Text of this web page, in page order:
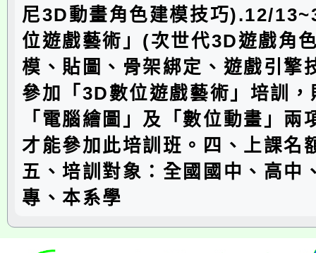
尼3D動畫角色建模技巧).12/
位遊戲藝術」(次世代3D遊戲角
模、貼圖、骨架綁定、遊戲引擎
參加「3D數位遊戲藝術」培訓
「電腦繪圖」及「數位動畫」兩
才能參加此培訓班。四、上課名
五、培訓對象：全國國中、高中
專、本系學